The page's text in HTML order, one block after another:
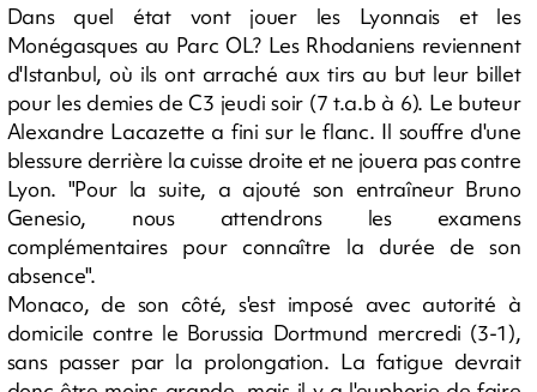
Dans quel état vont jouer les Lyonnais et les
Monégasques au Parc OL? Les Rhodaniens reviennent
d'Istanbul, où ils ont arraché aux tirs au but leur billet
pour les demies de C3 jeudi soir (7 t.a.b à 6). Le buteur
Alexandre Lacazette a fini sur le flanc. Il souffre d'une
blessure derrière la cuisse droite et ne jouera pas contre
Lyon. "Pour la suite, a ajouté son entraîneur Bruno
Genesio, nous attendrons les examens
complémentaires pour connaître la durée de son
absence".
Monaco, de son côté, s'est imposé avec autorité à
domicile contre le Borussia Dortmund mercredi (3-1),
sans passer par la prolongation. La fatigue devrait